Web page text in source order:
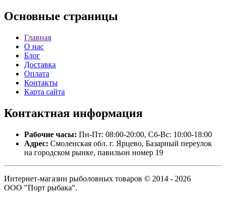
Основные страницы
Главная
О нас
Блог
Доставка
Оплата
Контакты
Карта сайта
Контактная информация
Рабочие часы: Пн-Пт: 08:00-20:00, Сб-Вс: 10:00-18:00
Адрес: Смоленская обл. г. Ярцево, Базарный переулок
на городском рынке, павильон номер 19
Интернет-магазин рыболовных товаров © 2014 - 2026
ООО "Порт рыбака".